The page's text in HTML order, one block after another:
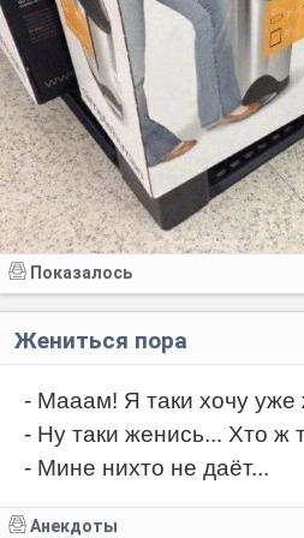
Показалось
Жениться пора
- Мааам! Я таки хочу уже
- Ну таки женись... Хто ж
- Мине нихто не даёт...
Анекдоты